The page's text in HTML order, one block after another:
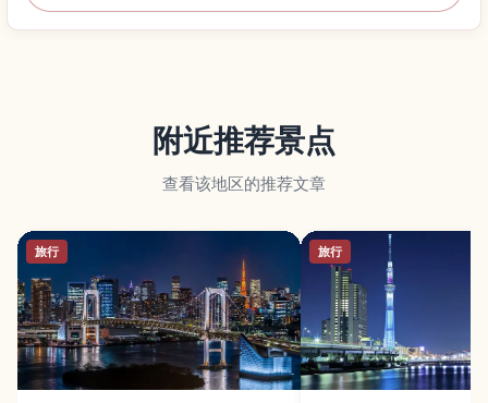
附近推荐景点
查看该地区的推荐文章
旅行 旅行